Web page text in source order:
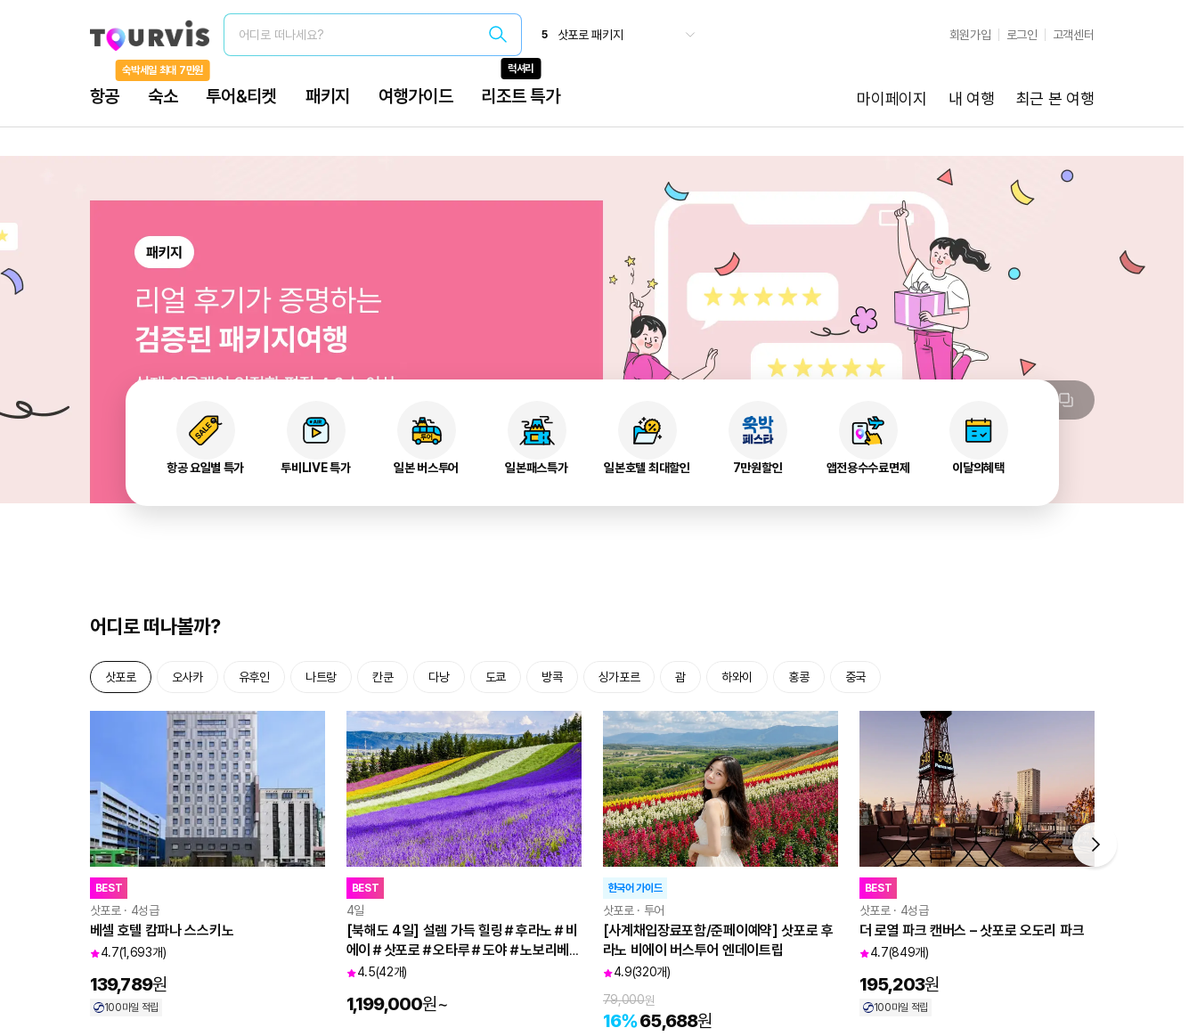
어디로 떠나세요? 6 베트남 특가
9 국내 온천
회원가입 로그인 고객센터
항공 숙소
숙박세일 최대 7만원
투어&티켓 패키지 여행가이드 리조트 특가
럭셔리
마이페이지 내 여행 최근 본 여행
항공 요일별 특가 투비LIVE 특가 일본 버스투어 일본패스특가 일본호텔 최대할인 7만원할인 앱전용수수료면제 이달의혜택
어디로 떠나볼까?
삿포로 오사카 유후인 나트랑 칸쿤 다낭 도쿄 방콕 싱가포르 괌 하와이 홍콩 중국
BEST
삿포로 · 4성급
베셀 호텔 캄파나 스스키노
4.7(1,693개)
139,789원
100마일 적립
BEST
4일
[북해도 4일] 설렘 가득 힐링＃후라노＃비
에이＃삿포로＃오타루＃도야＃노보리베
츠＃천연온천
4.5(42개)
1,199,000원~
한국어 가이드
삿포로 · 투어
[사계채입장료포함/준페이예약] 삿포로 후
라노 비에이 버스투어 엔데이트립
4.9(320개)
79,000원
16%65,688원
BEST
삿포로 · 4성급
더 로열 파크 캔버스 – 삿포로 오도리 파크
4.7(849개)
195,203원
100마일 적립